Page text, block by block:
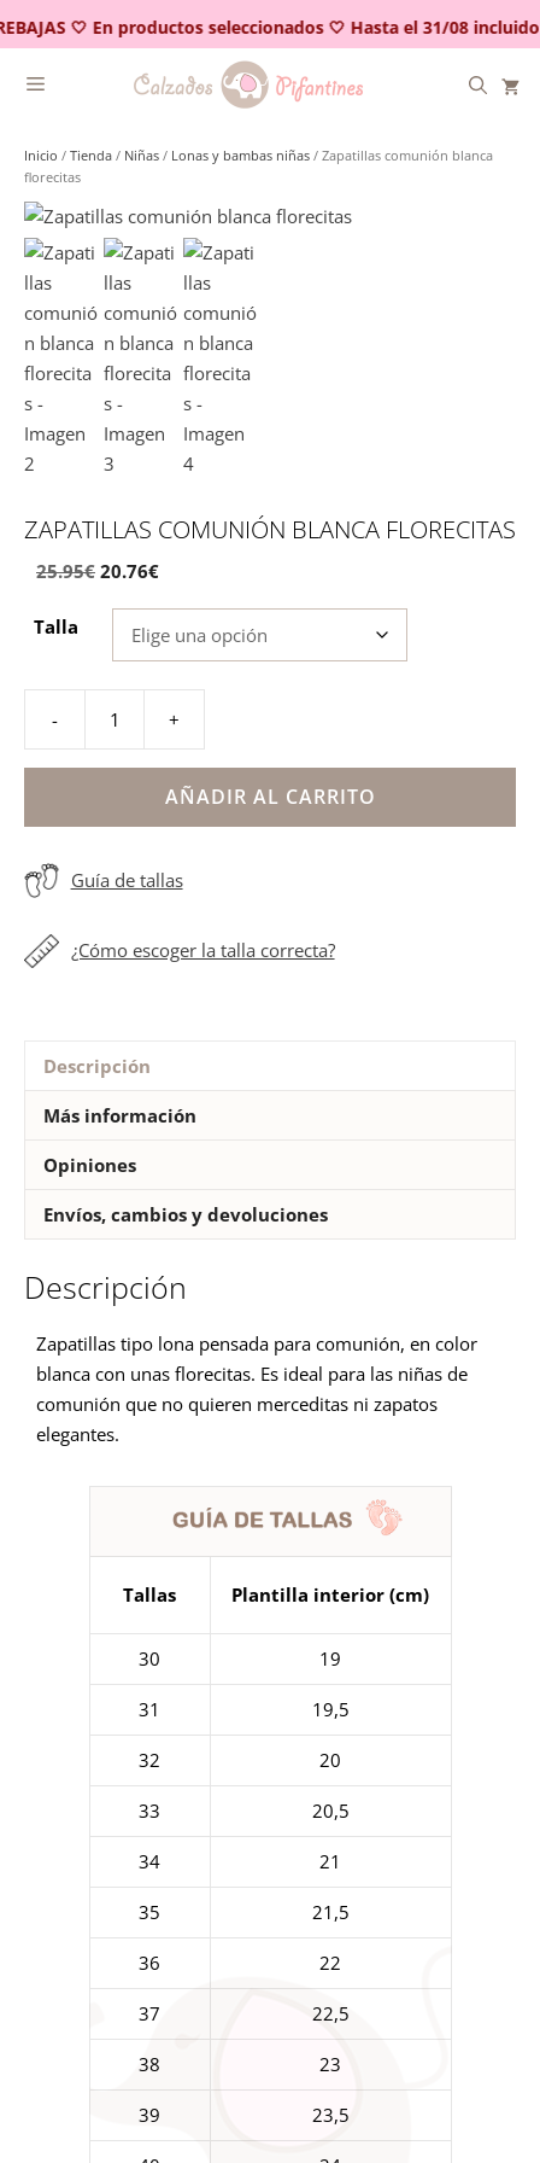
🤍 En productos seleccionados 🤍 Hasta el 31/08 incluido
al
contenido
Inicio / Tienda / Niñas / Lonas y bambas niñas / Zapatillas comunión blanca
florecitas
ZAPATILLAS COMUNIÓN BLANCA FLORECITAS
25.95€ El
original
era:
25.95€.
20.76€El
actual
es:
20.76€.
Talla
-
comunión
blanca
florecitas
+
AÑADIR AL CARRITO
Guía de tallas
¿Cómo escoger la talla correcta?
Descripción
Más información
Opiniones
Envíos, cambios y devoluciones
Descripción
Zapatillas tipo lona pensada para comunión, en color
blanca con unas florecitas. Es ideal para las niñas de
comunión que no quieren merceditas ni zapatos
elegantes.
Tallas Plantilla interior (cm)
30 19
31 19,5
32 20
33 20,5
34 21
35 21,5
36 22
37 22,5
38 23
39 23,5